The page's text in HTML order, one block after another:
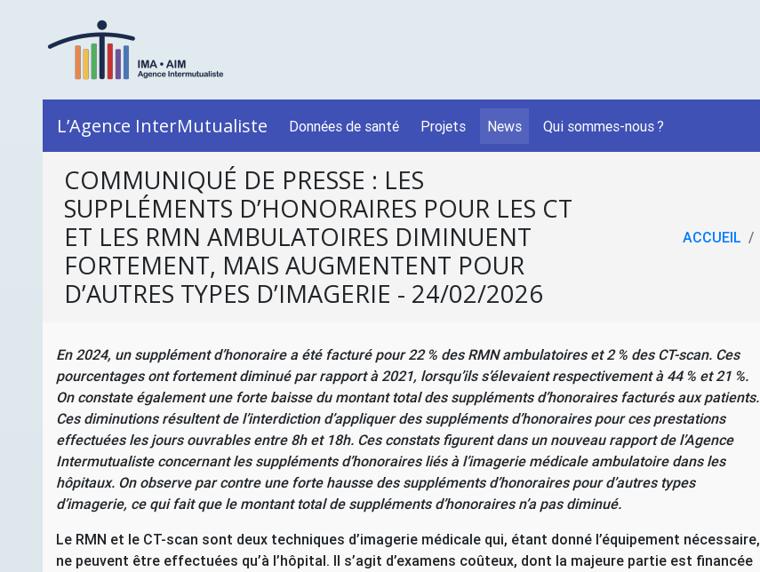
L’Agence InterMutualiste Données de santé Projets News Qui sommes-nous?
COMMUNIQUÉ DE PRESSE : LES
SUPPLÉMENTS D’HONORAIRES POUR LES CT
ET LES RMN AMBULATOIRES DIMINUENT
FORTEMENT, MAIS AUGMENTENT POUR
D’AUTRES TYPES D’IMAGERIE - 24/02/2026
ACCUEIL
En 2024, un supplément d’honoraire a été facturé pour 22 % des RMNambulatoires et 2 % des CT-scan. Ces
pourcentages ont fortement diminué par rapport à 2021, lorsqu’ils s’élevaient respectivement à 44 % et 21 %.
On constate également une forte baisse du montant total des suppléments d’honoraires facturés aux patients.
Ces diminutions résultent de l’interdiction d’appliquer des suppléments d’honoraires pour ces prestations
effectuées les jours ouvrables entre 8h et 18h. Ces constats figurent dans un nouveau rapport de l’Agence
Intermutualiste concernant les suppléments d’honoraires liés à l’imagerie médicale ambulatoire dans les
hôpitaux. On observe par contre une forte hausse des suppléments d’honoraires pour d’autres types
d’imagerie, ce qui fait que le montant total de suppléments d’honoraires n’a pas diminué.
Le RMN et le CT-scan sont deux techniques d’imagerie médicale qui, étant donné l’équipement nécessaire,
ne peuvent être effectuées qu’à l’hôpital. Il s’agit d’examens coûteux, dont la majeure partie est financée